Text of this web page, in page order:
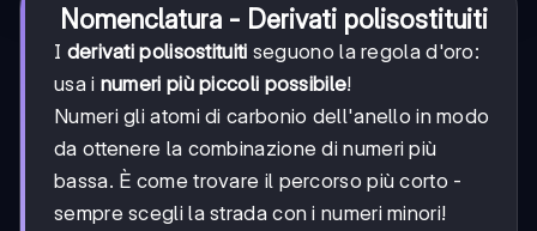
Nomenclatura - Derivati polisostituiti
I derivati polisostituiti seguono la regola d'oro:
usa i numeri più piccoli possibile!
Numeri gli atomi di carbonio dell'anello in modo
da ottenere la combinazione di numeri più
bassa. È come trovare il percorso più corto -
sempre scegli la strada con i numeri minori!